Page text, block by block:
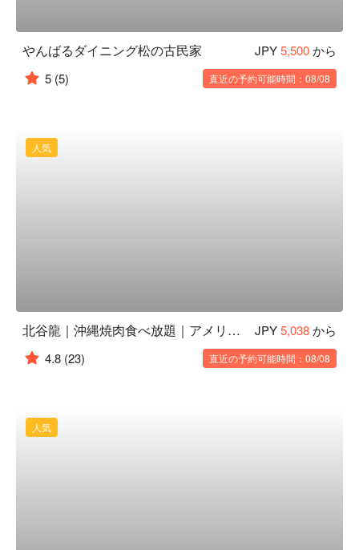
やんばるダイニング松の古民家 JPY5,500から
5 (5) 直近の予約可能時間：08/08
人気
北谷龍｜沖縄焼肉食べ放題｜アメリカンビレッジから車で10分 JPY5,038から
4.8 (23) 直近の予約可能時間：08/08
人気